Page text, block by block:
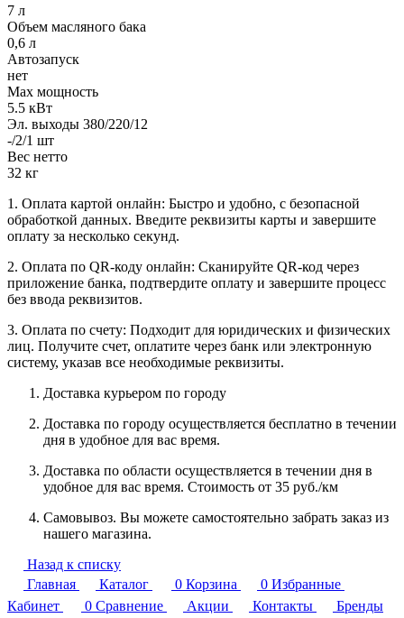
7 л
Объем масляного бака
0,6 л
Автозапуск
нет
Max мощность
5.5 кВт
Эл. выходы 380/220/12
-/2/1 шт
Вес нетто
32 кг
1. Оплата картой онлайн: Быстро и удобно, с безопасной
обработкой данных. Введите реквизиты карты и завершите
оплату за несколько секунд.
2. Оплата по QR-коду онлайн: Сканируйте QR-код через
приложение банка, подтвердите оплату и завершите процесс
без ввода реквизитов.
3. Оплата по счету: Подходит для юридических и физических
лиц. Получите счет, оплатите через банк или электронную
систему, указав все необходимые реквизиты.
Доставка курьером по городу
Доставка по городу осуществляется бесплатно в течении
дня в удобное для вас время.
Доставка по области осуществляется в течении дня в
удобное для вас время. Стоимость от 35 руб./км
Самовывоз. Вы можете самостоятельно забрать заказ из
нашего магазина.
Назад к списку
Главная
Каталог 0 Корзина 0 Избранные
Кабинет
0 Сравнение Акции Контакты
Бренды